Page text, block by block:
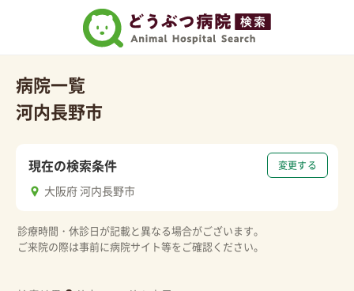
病院一覧
河内長野市
変更する
現在の検索条件
大阪府 河内長野市
診療時間・休診日が記載と異なる場合がございます。
ご来院の際は事前に病院サイト等をご確認ください。